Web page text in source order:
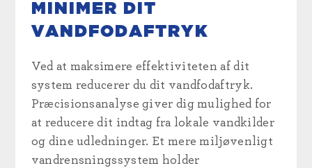
MINIMER DIT
VANDFODAFTRYK
Ved at maksimere effektiviteten af dit
system reducerer du dit vandfodaftryk.
Præcisionsanalyse giver dig mulighed for
at reducere dit indtag fra lokale vandkilder
og dine udledninger. Et mere miljøvenligt
vandrensningssystem holder